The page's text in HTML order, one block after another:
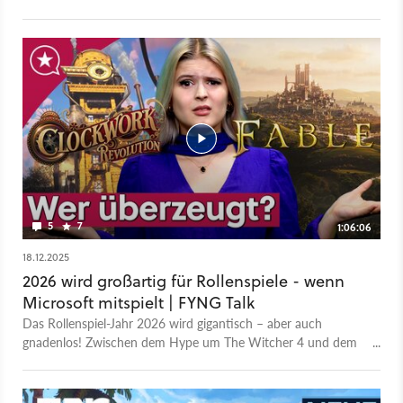
Release-Termin fehlt weiterhin jede Spur. Entsprechend fallen
auch die Reaktionen der Fangemeinde auf YouTube aus. Dort
lautet gefühlt jeder zweite Kommentar: »Wir brauchen ein
Release-Datum!«, »Wann erscheint das Spiel?!?!« oder »Gebt
uns einen Termin!!!«. Nun, wir haben leider auch keinen Termin
für euch. Aber Kopf hoch, es gibt ja immer noch die hübsche
Vegetation, die detaillierten NPCs, die bedrohlichen Monster …
5 7
1:06:06
18.12.2025
2026 wird großartig für Rollenspiele - wenn
Microsoft mitspielt | FYNG Talk
Das Rollenspiel-Jahr 2026 wird gigantisch – aber auch
gnadenlos! Zwischen dem Hype um The Witcher 4 und dem
gezockt, welches fliegt von der Festplatte? Gemeinsam mit